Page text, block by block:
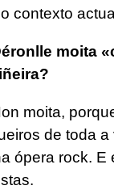
contexto
moita
moita,
de toda
ópera rock. E